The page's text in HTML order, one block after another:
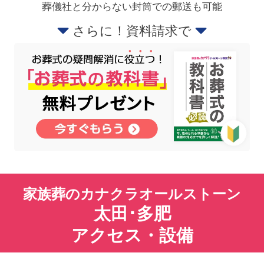
葬儀社と分からない封筒での郵送も可能
さらに！資料請求で
家族葬のカナクラオールストーン
太田･多肥
アクセス・設備